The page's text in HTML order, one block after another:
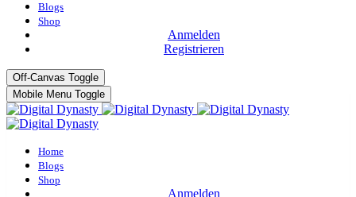
Blogs
Shop
Anmelden
Registrieren
Off-Canvas Toggle
Mobile Menu Toggle
Home
Blogs
Shop
Anmelden